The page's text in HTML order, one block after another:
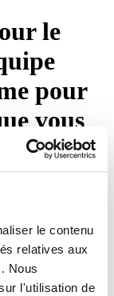
le contenu
relatives aux
Nous
l'utilisation de
le
pour
vous
Veuillez
ci-
page